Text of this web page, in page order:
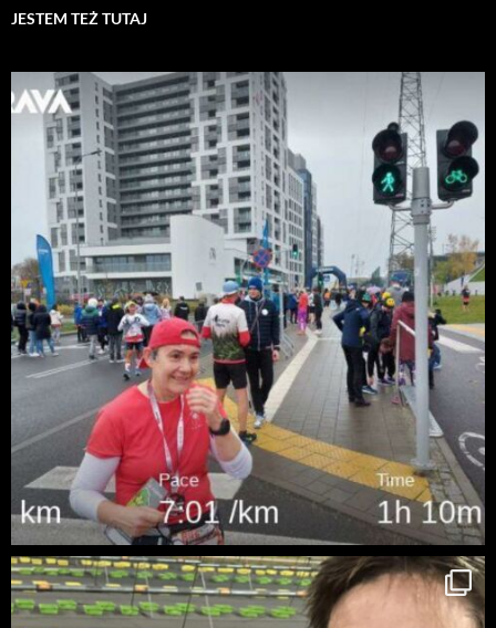
JESTEM TEŻ TUTAJ